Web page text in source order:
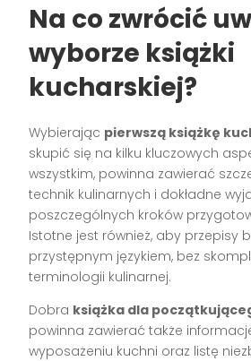
Na co zwrócić
wyborze książki
kucharskiej?
Wybierając pierwszą książkę
skupić się na kilku kluczowych
wszystkim, powinna zawierać
technik kulinarnych i dokładne
poszczególnych kroków
Istotne jest również, aby przepisy
przystępnym językiem, bez
terminologii kulinarnej.
Dobra książka dla
powinna zawierać także
wyposażeniu kuchni oraz listę